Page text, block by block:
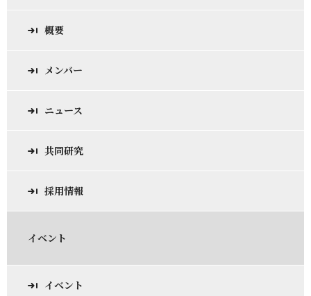
概要
メンバー
ニュース
共同研究
採用情報
イベント
イベント